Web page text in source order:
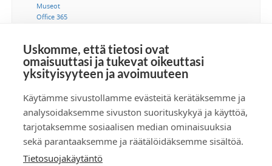
Uskomme, että tietosi ovat
omaisuuttasi ja tukevat oikeuttasi
yksityisyyteen ja avoimuuteen
Käytämme sivustollamme evästeitä kerätäksemme ja
analysoidaksemme sivuston suorituskykyä ja käyttöä,
tarjotaksemme sosiaalisen median ominaisuuksia
sekä parantaaksemme ja räätälöidäksemme sisältöä.
Tietosuojakäytäntö
Museot
Office 365
SSO-kertakirjautuminen
Suostumus
Tekijänoikeus
Tekoäly
Tietoturva
Tuotetiedonhallinta
Videot
Viestintä